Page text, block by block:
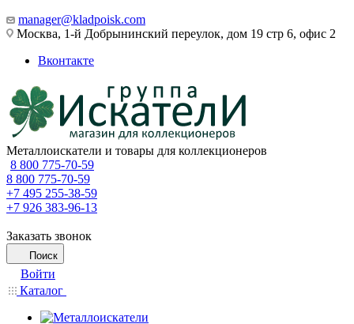
manager@kladpoisk.com
Москва, 1-й Добрынинский переулок, дом 19 стр 6, офис 2
Вконтакте
Металлоискатели и товары для коллекционеров
8 800 775-70-59
8 800 775-70-59
+7 495 255-38-59
+7 926 383-96-13
Заказать звонок
Поиск
Войти
Каталог